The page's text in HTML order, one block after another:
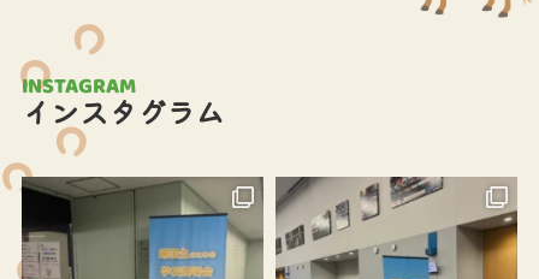
INSTAGRAM
インスタグラム